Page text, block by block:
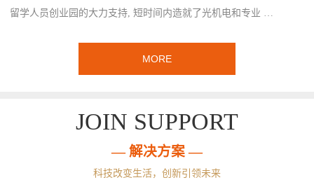
留学人员创业园的大力支持, 短时间内造就了光机电和专业 …
MORE
JOIN SUPPORT
— 解决方案 —
科技改变生活，创新引领未来